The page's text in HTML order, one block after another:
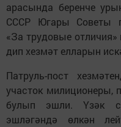
арасында беренче
СССР Югары Советы
«За трудовые
дип хезмәт елларын
Патруль-пост
участок милиционеры,
булып эшли. Үзәк
эшләгәндә өлкән